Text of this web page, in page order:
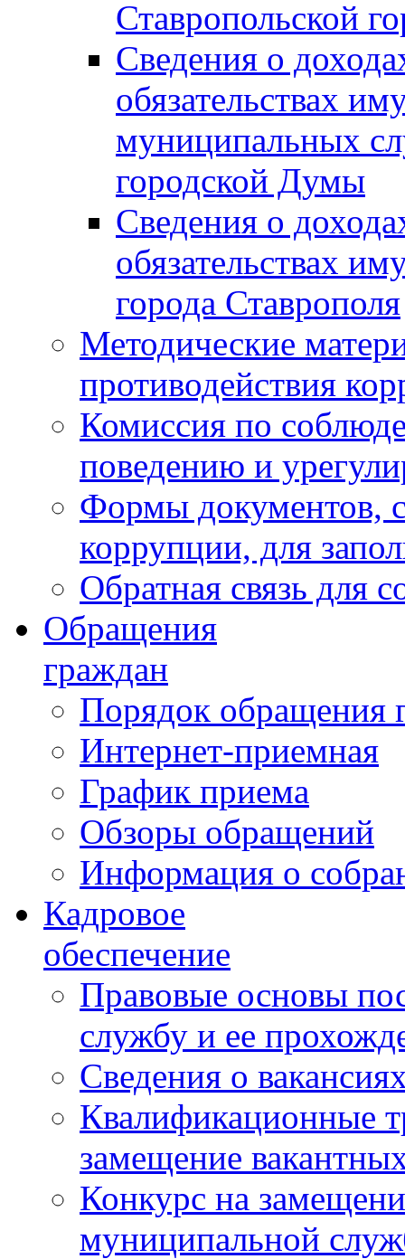
Ставропольской
Сведения о
обязательствах
муниципальных
городской Думы
Сведения о
обязательствах
города Ставрополя
Методические
противодействия
Комиссия по
поведению и
Формы документов,
коррупции, для
Обратная связь для
Обращения
граждан
Порядок обращения
Интернет-приемная
График приема
Обзоры обращений
Информация о
Кадровое
обеспечение
Правовые основы
службу и ее
Сведения о
Квалификационные
замещение
Конкурс на
муниципальной